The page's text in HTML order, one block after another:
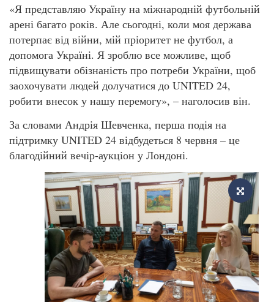
«Я представляю Україну на міжнародній футбольній
арені багато років. Але сьогодні, коли моя держава
потерпає від війни, мій пріоритет не футбол, а
допомога Україні. Я зроблю все можливе, щоб
підвищувати обізнаність про потреби України, щоб
заохочувати людей долучатися до UNITED 24,
робити внесок у нашу перемогу», – наголосив він.
За словами Андрія Шевченка, перша подія на
підтримку UNITED 24 відбудеться 8 червня – це
благодійний вечір-аукціон у Лондоні.